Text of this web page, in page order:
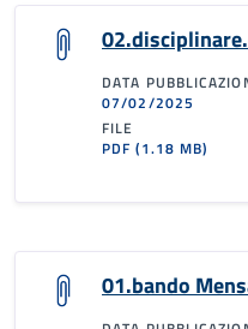
DATA
07/02/2025
FILE
PDF(1.18 MB)
01.bando